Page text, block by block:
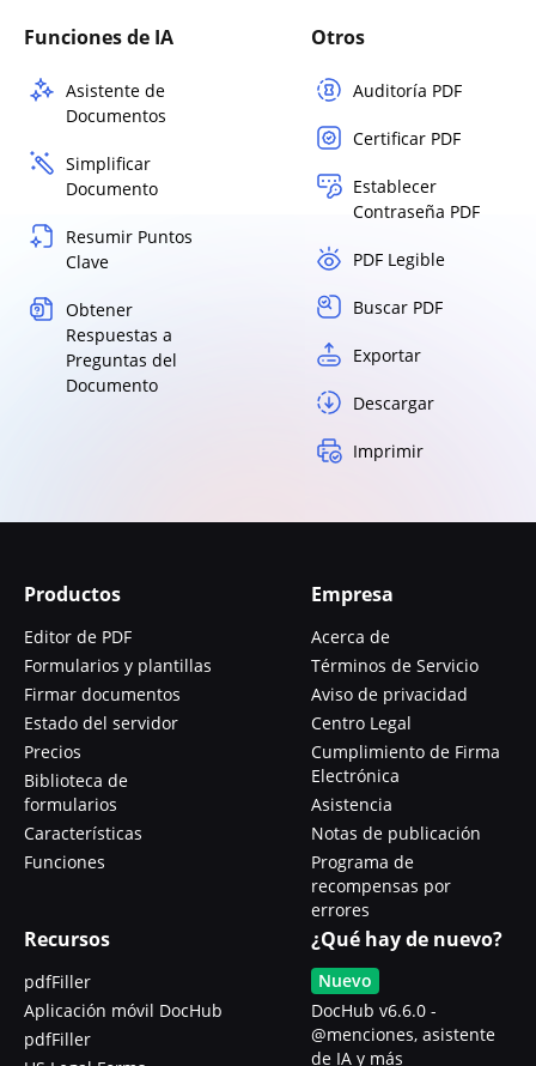
Funciones de IA
Asistente de
Documentos
Simplificar
Documento
Resumir Puntos
Clave
Obtener
Respuestas a
Preguntas del
Documento
Otros
Auditoría PDF
Certificar PDF
Establecer
Contraseña PDF
PDF Legible
Buscar PDF
Exportar
Descargar
Imprimir
Productos
Editor de PDF
Formularios y plantillas
Firmar documentos
Estado del servidor
Precios
Biblioteca de
formularios
Características
Funciones
Empresa
Acerca de
Términos de Servicio
Aviso de privacidad
Centro Legal
Cumplimiento de Firma
Electrónica
Asistencia
Notas de publicación
Programa de
recompensas por
errores
Recursos
pdfFiller
Aplicación móvil DocHub
pdfFiller
¿Qué hay de nuevo?
Nuevo
DocHub v6.6.0 -
@menciones, asistente
de IA y más